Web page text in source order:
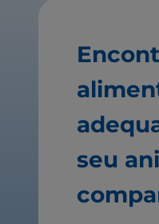
seu